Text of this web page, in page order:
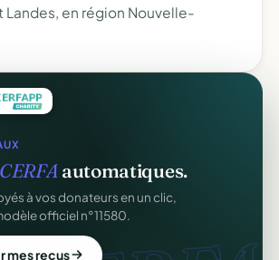
en région Nouvelle-
CERFAautomatiques.
à vos donateurs en un clic,
officiel n°11580.
mes reçus